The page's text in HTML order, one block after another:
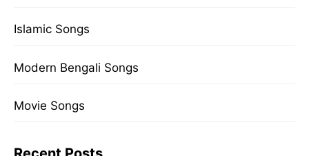
Islamic Songs
Modern Bengali Songs
Movie Songs